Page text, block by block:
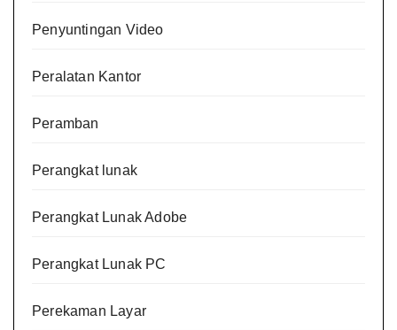
Penyuntingan Video
Peralatan Kantor
Peramban
Perangkat lunak
Perangkat Lunak Adobe
Perangkat Lunak PC
Perekaman Layar